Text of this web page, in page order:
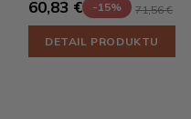
60,83 € -15% 71,56 €
DETAIL PRODUKTU